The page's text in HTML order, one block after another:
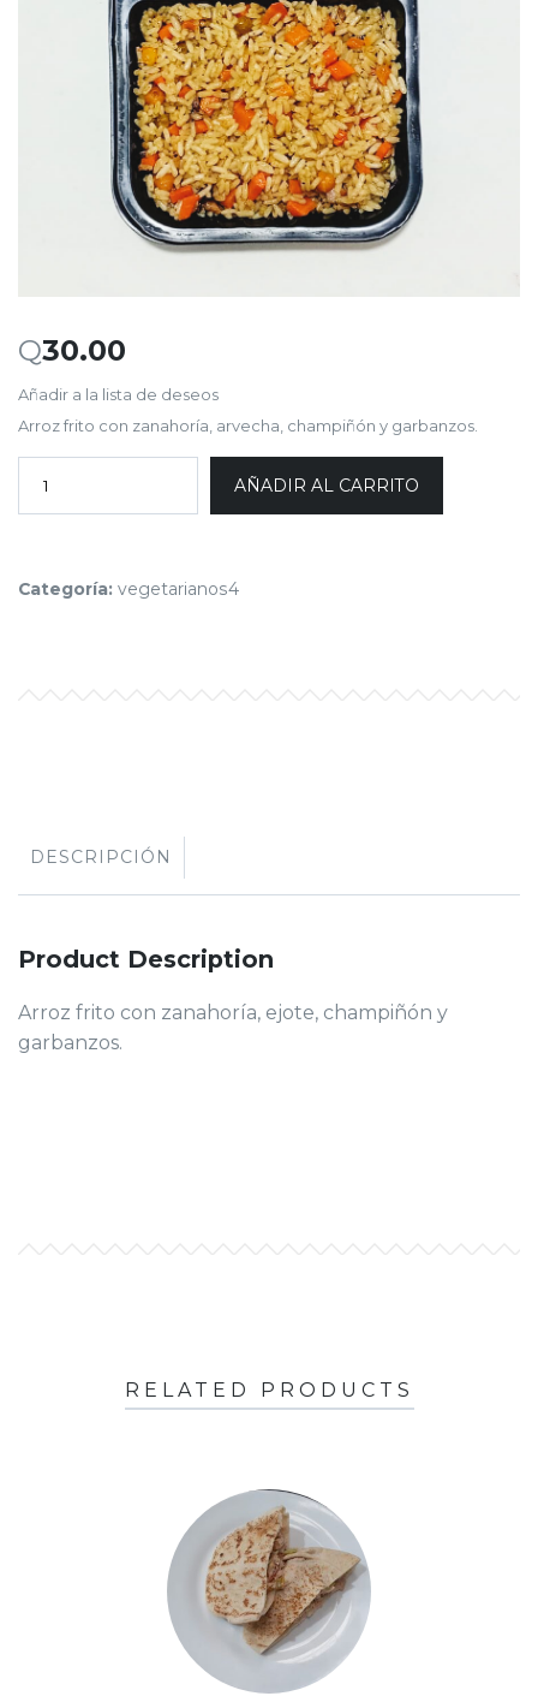
Q30.00
Añadir a la lista de deseos
Arroz frito con zanahoría, arvecha, champiñón y garbanzos.
AÑADIR AL CARRITO
Categoría: vegetarianos4
DESCRIPCIÓN
Product Description
Arroz frito con zanahoría, ejote, champiñón y
garbanzos.
RELATED PRODUCTS